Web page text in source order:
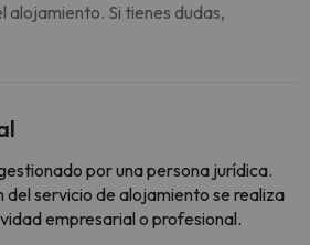
alojamiento. Si tienes dudas,
por una persona jurídica.
servicio de alojamiento se realiza
empresarial o profesional.